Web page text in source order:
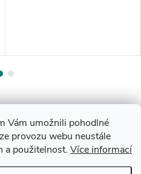
Vám umožnili pohodlné
provozu webu neustále
a použitelnost. Více informací